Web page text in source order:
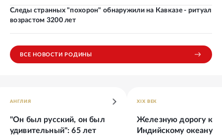
Следы странных "похорон" обнаружили на Кавказе - ритуал
возрастом 3200 лет
ВСЕ НОВОСТИ РОДИНЫ
АНГЛИЯ
"Он был русский, он был
удивительный": 65 лет
XIX ВЕК
Железную дорогу к
Индийскому океану